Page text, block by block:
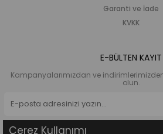
Garanti ve İade
KVKK
E-BÜLTEN KAYIT
Kampanyalarımızdan ve
olun.
Çerez Kullanımı